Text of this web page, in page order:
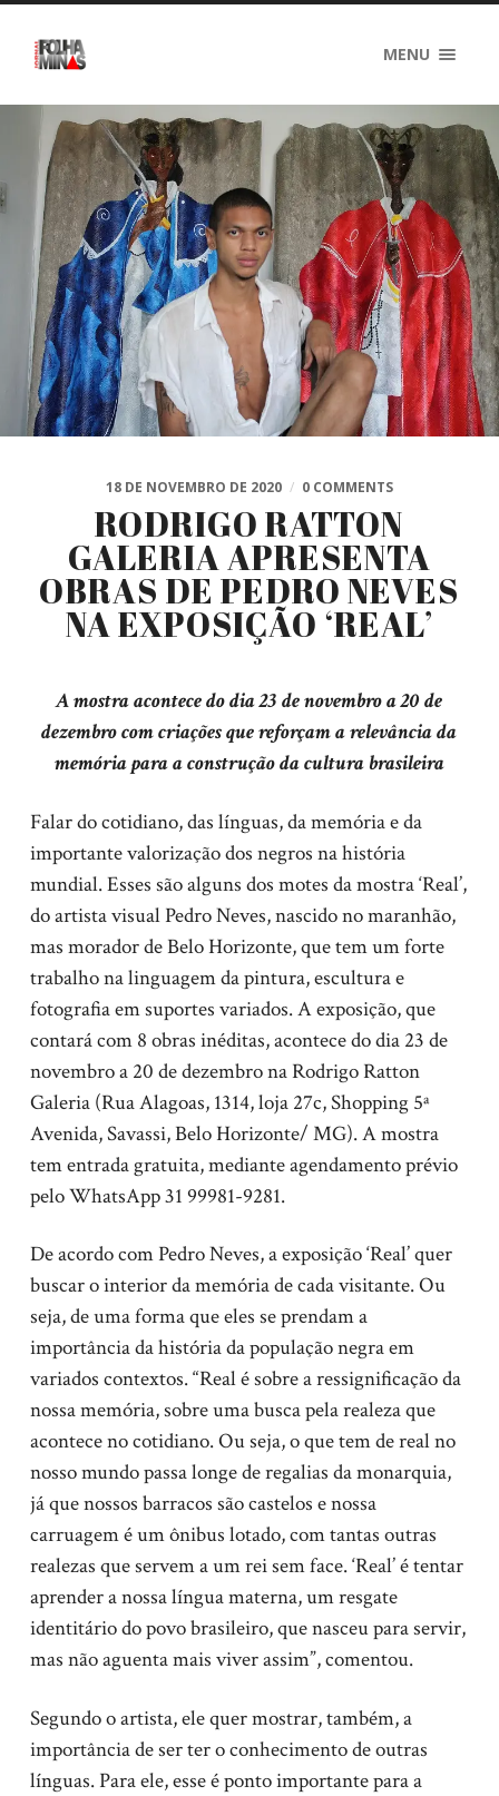
MENU
18 DE NOVEMBRO DE 2020 / 0 COMMENTS
RODRIGO RATTON
GALERIA APRESENTA
OBRAS DE PEDRO NEVES
NA EXPOSIÇÃO ‘REAL’
A mostra acontece do dia 23 de novembro a 20 de
dezembro com criações que reforçam a relevância da
memória para a construção da cultura brasileira
Falar do cotidiano, das línguas, da memória e da
importante valorização dos negros na história
mundial. Esses são alguns dos motes da mostra ‘Real’,
do artista visual Pedro Neves, nascido no maranhão,
mas morador de Belo Horizonte, que tem um forte
trabalho na linguagem da pintura, escultura e
fotografia em suportes variados. A exposição, que
contará com 8 obras inéditas, acontece do dia 23 de
novembro a 20 de dezembro na Rodrigo Ratton
Galeria (Rua Alagoas, 1314, loja 27c, Shopping 5ª
Avenida, Savassi, Belo Horizonte/ MG). A mostra
tem entrada gratuita, mediante agendamento prévio
pelo WhatsApp 31 99981-9281.
De acordo com Pedro Neves, a exposição ‘Real’ quer
buscar o interior da memória de cada visitante. Ou
seja, de uma forma que eles se prendam a
importância da história da população negra em
variados contextos. “Real é sobre a ressignificação da
nossa memória, sobre uma busca pela realeza que
acontece no cotidiano. Ou seja, o que tem de real no
nosso mundo passa longe de regalias da monarquia,
já que nossos barracos são castelos e nossa
carruagem é um ônibus lotado, com tantas outras
realezas que servem a um rei sem face. ‘Real’ é tentar
aprender a nossa língua materna, um resgate
identitário do povo brasileiro, que nasceu para servir,
mas não aguenta mais viver assim”, comentou.
Segundo o artista, ele quer mostrar, também, a
importância de ser ter o conhecimento de outras
línguas. Para ele, esse é ponto importante para a